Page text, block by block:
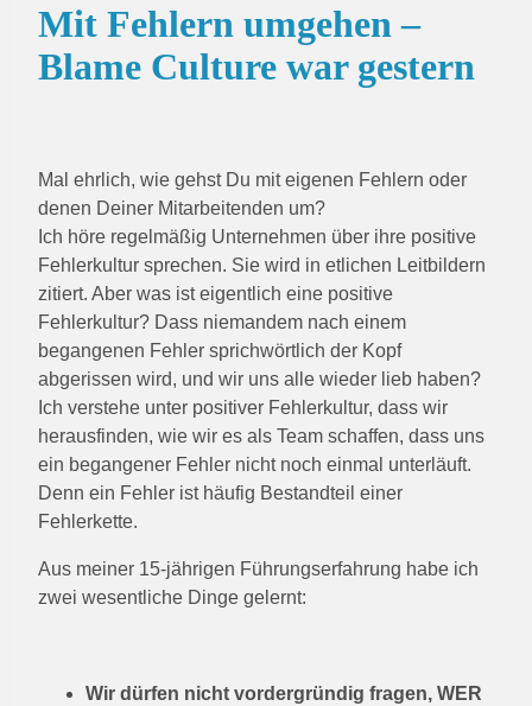
Mit Fehlern umgehen –
Blame Culture war gestern
Mal ehrlich, wie gehst Du mit eigenen Fehlern oder
denen Deiner Mitarbeitenden um?
Ich höre regelmäßig Unternehmen über ihre positive
Fehlerkultur sprechen. Sie wird in etlichen Leitbildern
zitiert. Aber was ist eigentlich eine positive
Fehlerkultur? Dass niemandem nach einem
begangenen Fehler sprichwörtlich der Kopf
abgerissen wird, und wir uns alle wieder lieb haben?
Ich verstehe unter positiver Fehlerkultur, dass wir
herausfinden, wie wir es als Team schaffen, dass uns
ein begangener Fehler nicht noch einmal unterläuft.
Denn ein Fehler ist häufig Bestandteil einer
Fehlerkette.
Aus meiner 15-jährigen Führungserfahrung habe ich
zwei wesentliche Dinge gelernt:
Wir dürfen nicht vordergründig fragen, WER